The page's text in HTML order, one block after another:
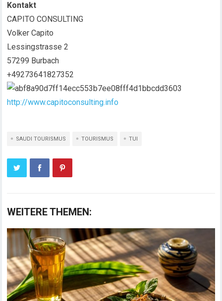
Kontakt
CAPITO CONSULTING
Volker Capito
Lessingstrasse 2
57299 Burbach
+49273641827352
http://www.capitoconsulting.info
SAUDI TOURISMUS TOURISMUS TUI
WEITERE THEMEN: